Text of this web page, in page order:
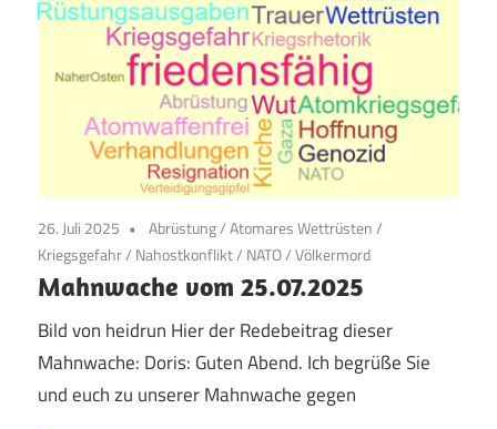
26. Juli 2025 Abrüstung/Atomares Wettrüsten/
Kriegsgefahr/ Nahostkonflikt/ NATO/Völkermord
Mahnwache vom 25.07.2025
Bild von heidrun Hier der Redebeitrag dieser
Mahnwache: Doris: Guten Abend. Ich begrüße Sie
und euch zu unserer Mahnwache gegen